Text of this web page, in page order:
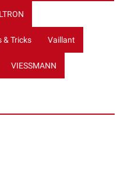
& Tricks Vaillant
VIESSMANN